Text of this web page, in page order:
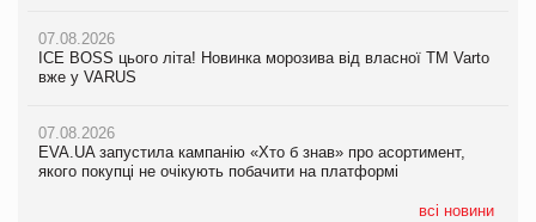
07.08.2026
ICE BOSS цього літа! Новинка морозива від власної ТМ Varto
вже у VARUS
07.08.2026
EVA.UA запустила кампанію «Хто б знав» про асортимент,
якого покупці не очікують побачити на платформі
всі новини
07.08.2026
ICE BOSS цього літа! Новинка морозива від власної ТМ Varto
вже у VARUS
07.08.2026
EVA.UA запустила кампанію «Хто б знав» про асортимент,
якого покупці не очікують побачити на платформі
Продажі Hugo Boss впали на 9%